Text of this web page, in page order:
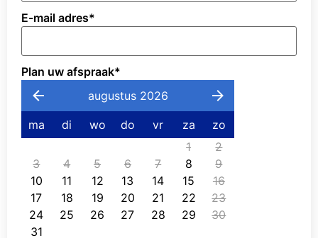
E-mail adres*
Plan uw afspraak*
augustus 2026
ma di wo do vr za
zo
1
2
3
4 5 6 7 8
9
10
11 12 13 14 15
16
17
18 19 20 21 22
23
24
25 26 27 28 29
30
31